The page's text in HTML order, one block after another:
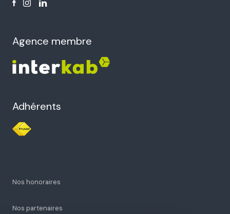
Agence membre
Adhérents
Nos honoraires
Nos partenaires